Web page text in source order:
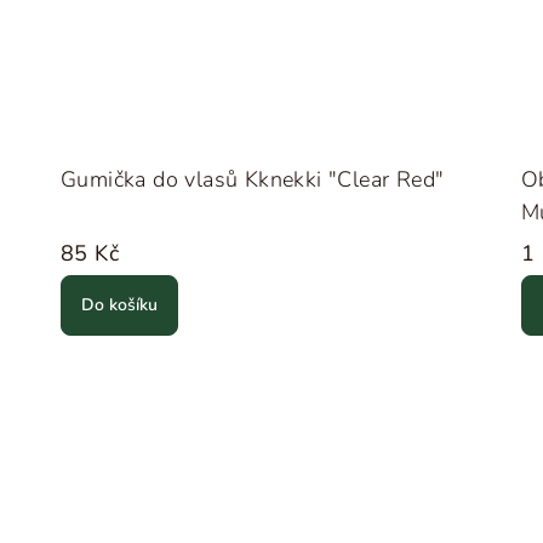
Gumička do vlasů Kknekki "Clear Red"
85 Kč
Do košíku
1